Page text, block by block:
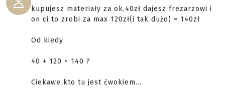
kupujesz materiały za ok.40zł dajesz frezarzowi i
on ci to zrobi za max 120zł(i tak dużo) = 140zł
Od kiedy
40 + 120 = 140 ?
Ciekawe kto tu jest ćwokiem...